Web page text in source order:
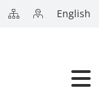
English
Besucher